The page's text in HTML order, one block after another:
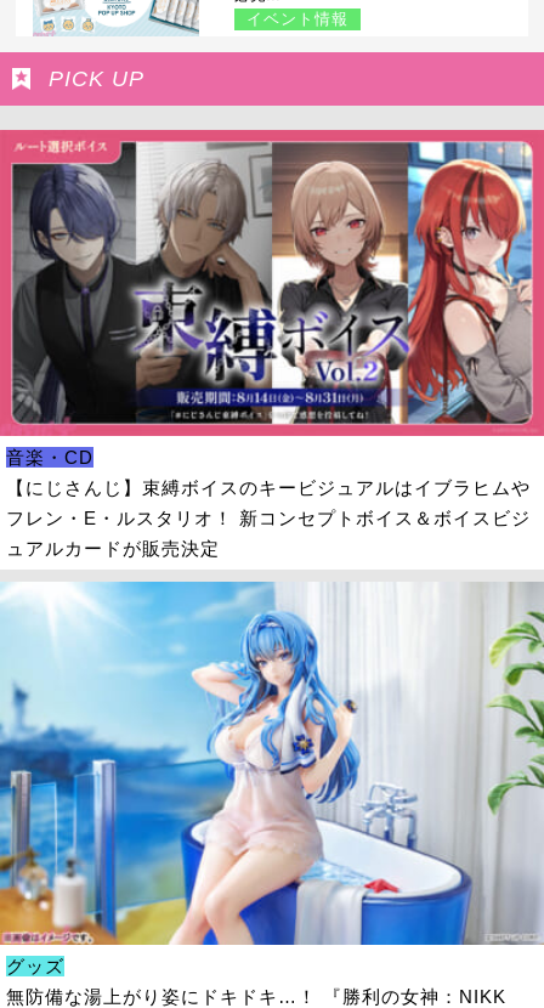
イベント情報
PICK UP
音楽・CD
【にじさんじ】束縛ボイスのキービジュアルはイブラヒムや
フレン・E・ルスタリオ！ 新コンセプトボイス＆ボイスビジ
ュアルカードが販売決定
グッズ
無防備な湯上がり姿にドキドキ…！ 『勝利の女神：NIKK